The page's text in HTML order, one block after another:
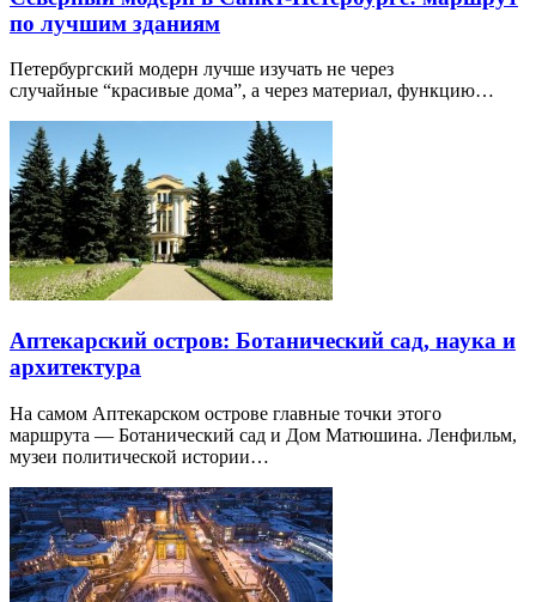
по лучшим зданиям
Петербургский модерн лучше изучать не через
случайные “красивые дома”, а через материал, функцию…
Аптекарский остров: Ботанический сад, наука и
архитектура
На самом Аптекарском острове главные точки этого
маршрута — Ботанический сад и Дом Матюшина. Ленфильм,
музеи политической истории…